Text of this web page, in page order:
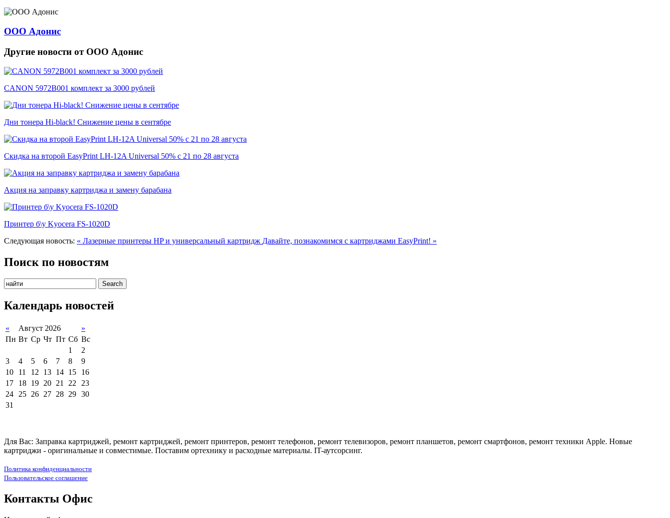
ООО Адонис
Другие новости от ООО Адонис
CANON 5972B001 комплект за 3000 рублей
Дни тонера Hi-black! Снижение цены в сентябре
Скидка на второй EasyPrint LH-12A Universal 50% с 21 по 28 августа
Акция на заправку картриджа и замену барабана
Принтер б\у Kyocera FS-1020D
Следующая новость: « Лазерные принтеры HP и универсальный картридж Давайте, познакомимся с картриджами EasyPrint! »
Поиск по новостям
Календарь новостей
« Август 2026
»
Пн Вт Ср Чт Пт Сб Вс
1
2
3
4 5 6 7 8
9
10
11 12 13 14 15
16
17
18 19 20 21 22
23
24
25 26 27 28 29 30
31
Для Вас: Заправка картриджей, ремонт картриджей, ремонт принтеров, ремонт телефонов, ремонт телевизоров, ремонт планшетов, ремонт смартфонов, ремонт техники Apple. Новые
картриджи - оригинальные и совместимые. Поставим ортехнику и расходные материалы. IT-аутсорсинг.
Политика конфиденциальности
Пользовательское соглашение
Контакты Офис